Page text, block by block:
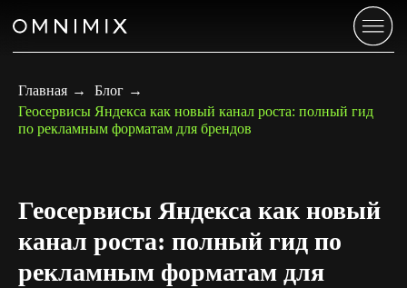
Главная → Блог →
Геосервисы Яндекса как новый канал роста: полный гид
по рекламным форматам для брендов
Геосервисы Яндекса как новый
канал роста: полный гид по
рекламным форматам для